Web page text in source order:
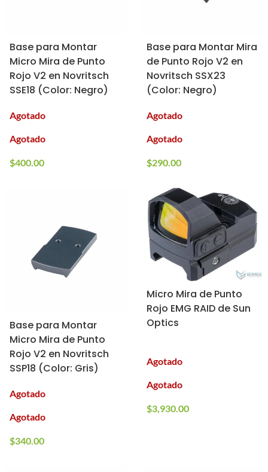
Base para Montar
Micro Mira de Punto
Rojo V2 en Novritsch
SSE18 (Color: Negro)
Agotado
Agotado
$400.00
Base para Montar Mira
de Punto Rojo V2 en
Novritsch SSX23
(Color: Negro)
Agotado
Agotado
$290.00
Base para Montar
Micro Mira de Punto
Rojo V2 en Novritsch
SSP18 (Color: Gris)
Agotado
Agotado
$340.00
Micro Mira de Punto
Rojo EMG RAID de Sun
Optics
Agotado
Agotado
$3,930.00